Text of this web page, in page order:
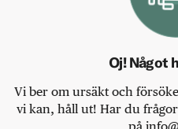
Oj! Något
Vi ber om ursäkt och
vi kan, håll ut! Har du